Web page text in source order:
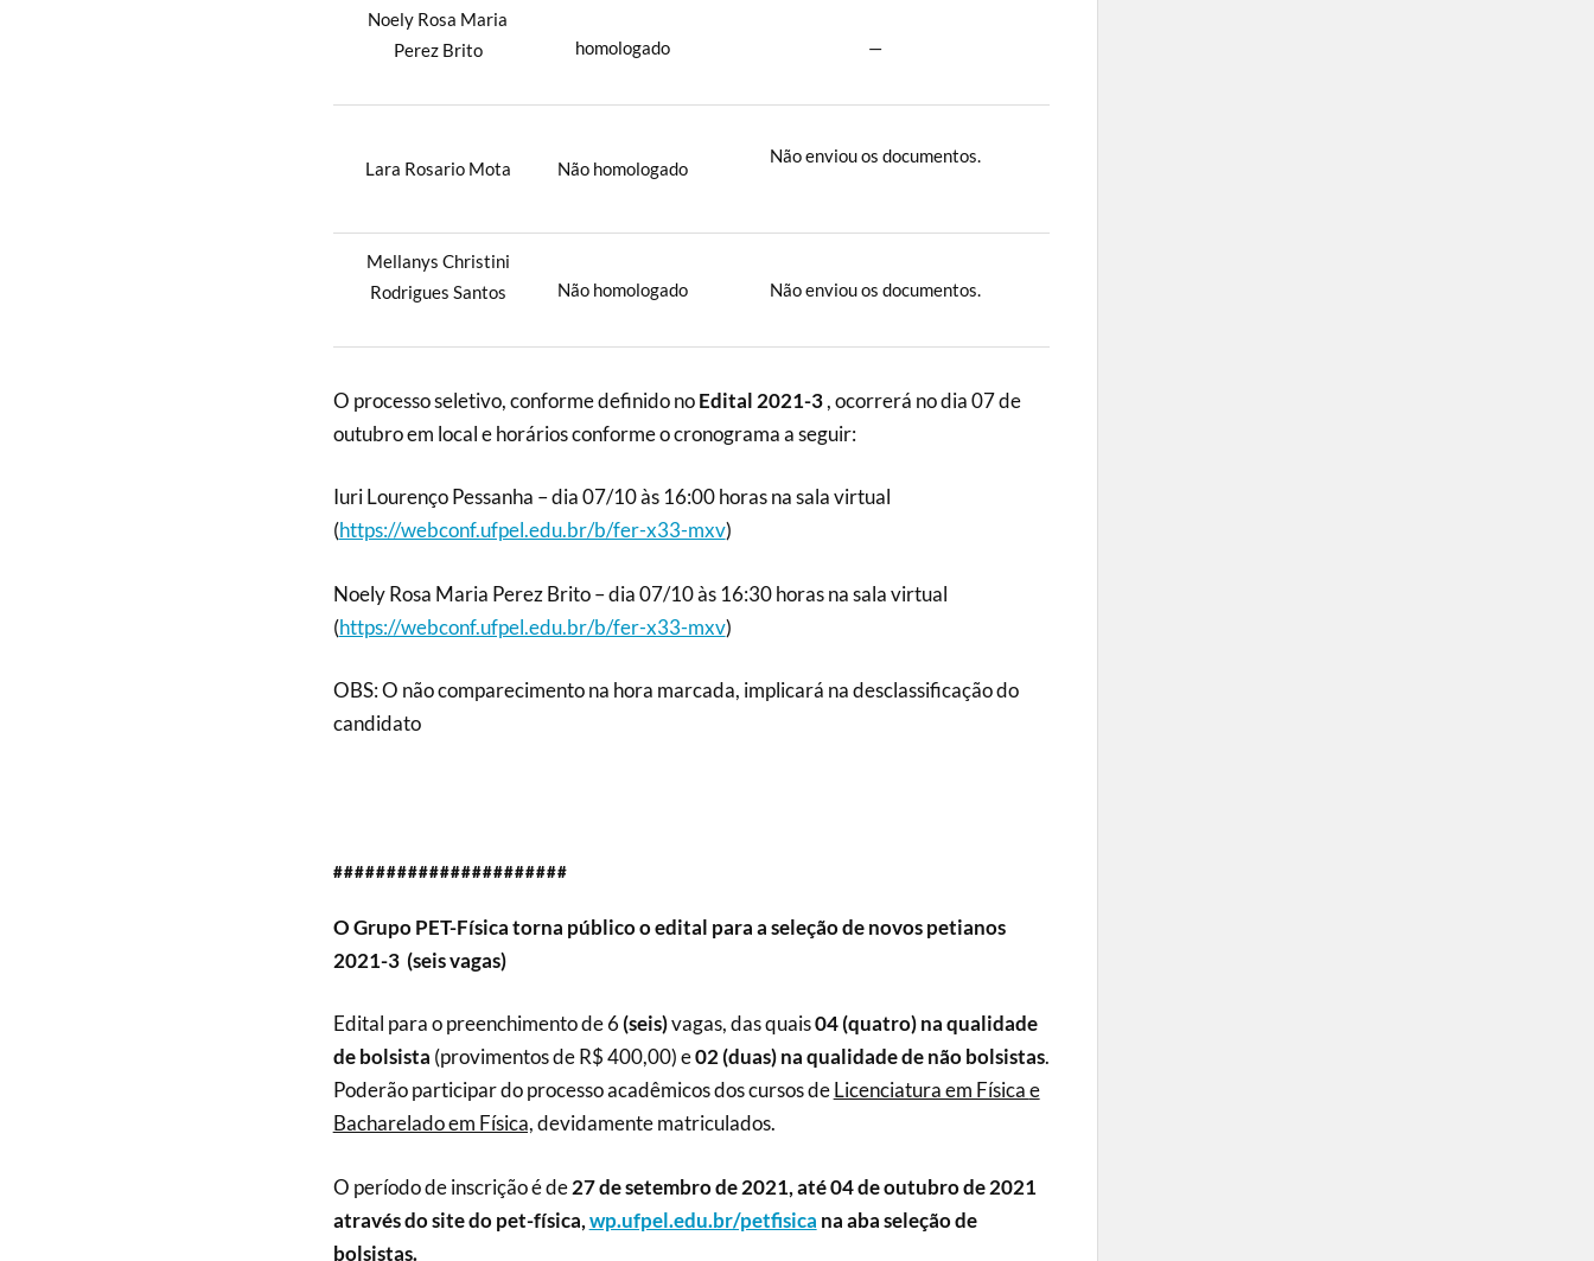
Noely Rosa Maria
Perez Brito
homologado —
Lara Rosario Mota Não homologado
Não enviou os documentos.
Mellanys Christini
Rodrigues Santos
Não homologado Não enviou os documentos.
O processo seletivo, conforme definido noEdital 2021-3, ocorrerá no dia 07 de
outubro em local e horários conforme o cronograma a seguir:
Iuri Lourenço Pessanha – dia 07/10 às 16:00 horas na sala virtual
(https://webconf.ufpel.edu.br/b/fer-x33-mxv)
Noely Rosa Maria Perez Brito – dia 07/10 às 16:30 horas na sala virtual
(https://webconf.ufpel.edu.br/b/fer-x33-mxv)
OBS: O não comparecimento na hora marcada, implicará na desclassificação do
candidato
######################
O Grupo PET-Física torna público o edital para a seleção de novos petianos
2021-3 (seis vagas)
Edital para o preenchimento de 6 (seis)vagas, das quais04(quatro) na qualidade
de bolsista (provimentos de R$ 400,00) e02(duas) na qualidadede não bolsistas.
Poderão participar do processo acadêmicos dos cursos deLicenciatura em Físicae
Bacharelado em Física,devidamente matriculados.
O período de inscrição é de27 de setembro de 2021, até 04 de outubro de 2021
através do site do pet-física,wp.ufpel.edu.br/petfisica na aba seleção de
bolsistas.